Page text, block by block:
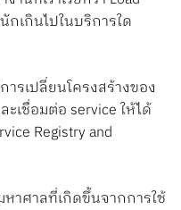
เกินไปในบริการใด
ารเปลี่ยนโครงสร้างของ
เชื่อมต่อ service ให้ได้
Registry and
าศาลที่เกิดขึ้นจากการใช้